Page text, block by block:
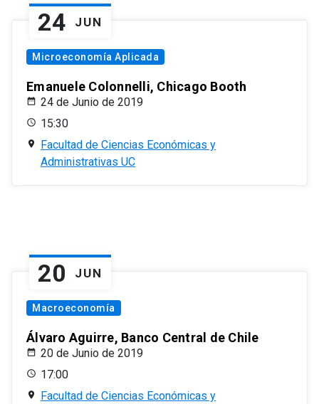
24 JUN
Microeconomía Aplicada
Emanuele Colonnelli, Chicago Booth
24 de Junio de 2019
15:30
Facultad de Ciencias Económicas y
Administrativas UC
20 JUN
Macroeconomía
Álvaro Aguirre, Banco Central de Chile
20 de Junio de 2019
17:00
Facultad de Ciencias Económicas y